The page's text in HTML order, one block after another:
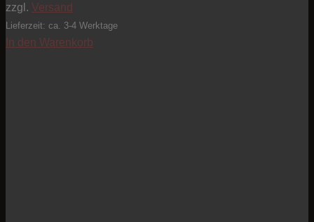
zzgl. Versand
Lieferzeit: ca. 3-4 Werktage
In den Warenkorb